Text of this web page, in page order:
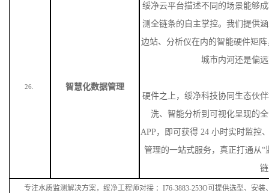
26. 智慧化数据管理
绥净云平台描述不同的场景能够
测全链条的自主掌控。我们提供
边站、分析仪在内的智能硬件矩
城市内河还是偏
硬件之上，绥净科技协同生态伙
洗、智能分析到可视化呈现的
APP，即可获得 24 小时实时监控
管理的一站式服务，真正打通从“
专注水质监测解决方案，绥净工程师对接 ：I76-3883-253O可提供选型、安装